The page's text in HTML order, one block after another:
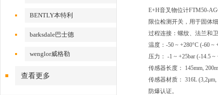
BENTLY本特利
barksdale巴士德
wenglor威格勒
查看更多
E+H音叉物位计FTM50-
限位检测开关，用于固体
过程连接：螺纹、法兰和
温度：-50 ~ +280°C (-60 ~
压力： -1 ~ +25bar (-14.5 ~
传感器长度： 145mm,
传感器材质： 316L
防爆认证。